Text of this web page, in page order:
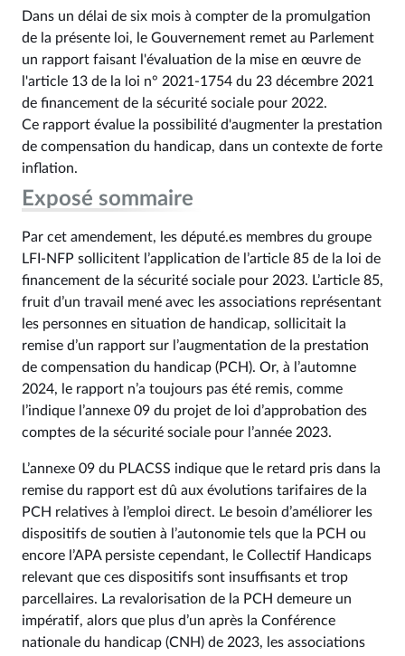
Dans un délai de six mois à compter de la promulgation
de la présente loi, le Gouvernement remet au Parlement
un rapport faisant l'évaluation de la mise en œuvre de
l'article 13 de la loi n° 2021-1754 du 23 décembre 2021
de financement de la sécurité sociale pour 2022.
Ce rapport évalue la possibilité d'augmenter la prestation
de compensation du handicap, dans un contexte de forte
inflation.
Exposé sommaire
Par cet amendement, les député.es membres du groupe
LFI-NFP sollicitent l’application de l’article 85 de la loi de
financement de la sécurité sociale pour 2023. L’article 85,
fruit d’un travail mené avec les associations représentant
les personnes en situation de handicap, sollicitait la
remise d’un rapport sur l’augmentation de la prestation
de compensation du handicap (PCH). Or, à l’automne
2024, le rapport n’a toujours pas été remis, comme
l’indique l’annexe 09 du projet de loi d’approbation des
comptes de la sécurité sociale pour l’année 2023.
L’annexe 09 du PLACSS indique que le retard pris dans la
remise du rapport est dû aux évolutions tarifaires de la
PCH relatives à l’emploi direct. Le besoin d’améliorer les
dispositifs de soutien à l’autonomie tels que la PCH ou
encore l’APA persiste cependant, le Collectif Handicaps
relevant que ces dispositifs sont insuffisants et trop
parcellaires. La revalorisation de la PCH demeure un
impératif, alors que plus d’un après la Conférence
nationale du handicap (CNH) de 2023, les associations